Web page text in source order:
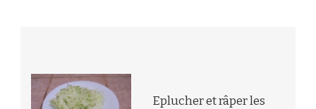
Eplucher et râper les